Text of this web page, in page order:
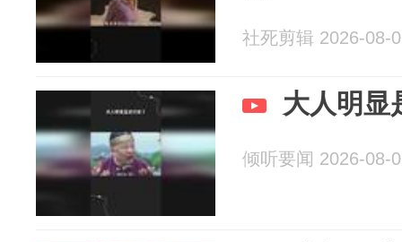
社死剪辑 2026-08-
大人明显
倾听要闻 2026-08-